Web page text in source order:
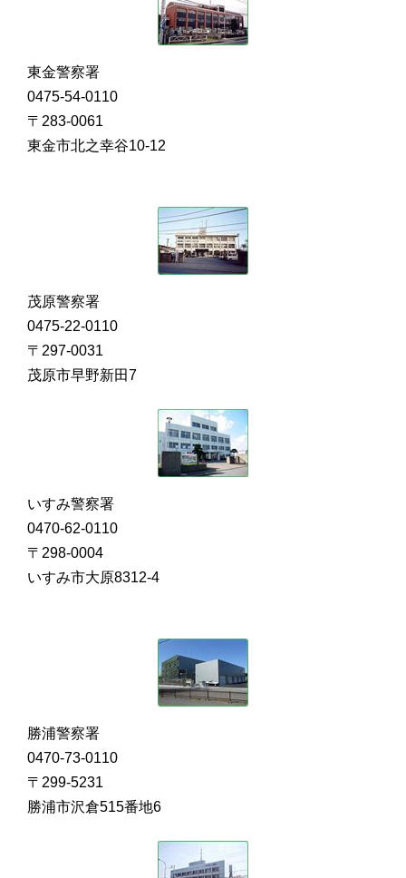
東金警察署
0475-54-0110
〒283-0061
東金市北之幸谷10-12
茂原警察署
0475-22-0110
〒297-0031
茂原市早野新田7
いすみ警察署
0470-62-0110
〒298-0004
いすみ市大原8312-4
勝浦警察署
0470-73-0110
〒299-5231
勝浦市沢倉515番地6